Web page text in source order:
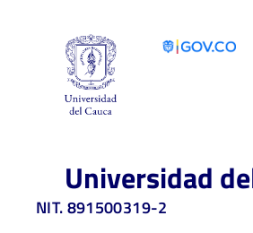
Universidad
NIT. 891500319-2